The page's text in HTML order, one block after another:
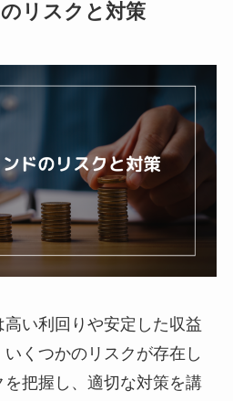
リスクと対策
高い利回りや安定した収益
くつかのリスクが存在し
を把握し、適切な対策を講